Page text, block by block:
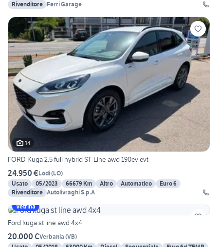
Rivenditore Ferri Garage
14
FORD Kuga 2.5 full hybrid ST-Line awd 190cv cvt
24.950 €Lodi(LO)
Usato
05/2023 66679 Km Altro Automatico
Euro 6
Rivenditore Autolivraghi S.p.A
Vetrina
Ford kuga st line awd 4x4
20.000 €Verbania (VB)